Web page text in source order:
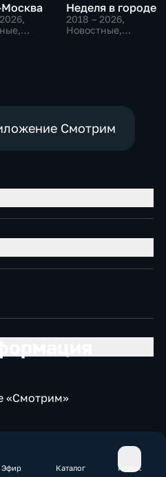
Эфир Каталог Поиск
,
Неделя в городе
2018 – 2026,
Новостные,
Смотрим
«Смотрим»